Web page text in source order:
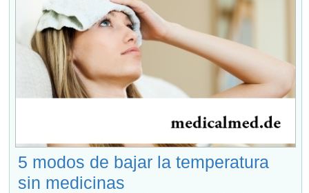
5 modos de bajar la temperatura
sin medicinas